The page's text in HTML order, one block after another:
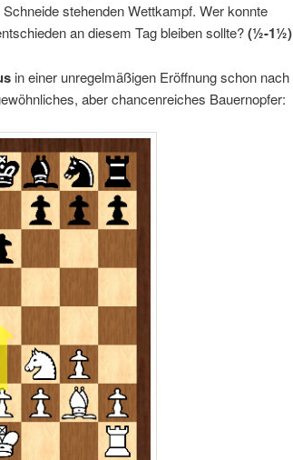
stehenden Wettkampf. Wer konnte
an diesem Tag bleiben sollte?(½-1½)
in einer unregelmäßigen Eröffnung schon nach
aber chancenreiches Bauernopfer: